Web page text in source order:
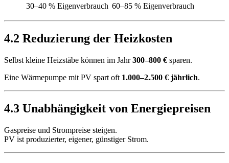
30–40 % Eigenverbrauch 60–85 % Eigenverbrauch
4.2 Reduzierung der Heizkosten
Selbst kleine Heizstäbe können im Jahr300–800 € sparen.
Eine Wärmepumpe mit PV spart oft 1.000–2.500 € jährlich.
4.3 Unabhängigkeit von Energiepreisen
Gaspreise und Strompreise steigen.
PV ist produzierter, eigener, günstiger Strom.